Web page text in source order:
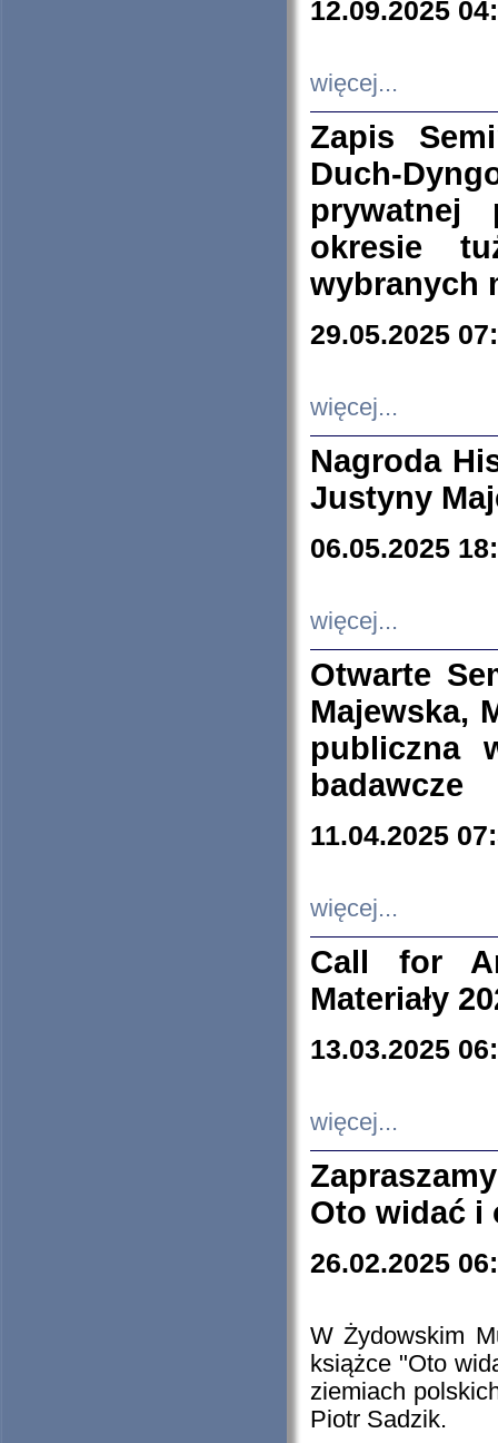
12.09.2025
więcej...
Zapis
Duch-
prywatnej
okresie
wybranych
29.05.2025
więcej...
Nagroda
Justyny
06.05.2025
więcej...
Otwarte
Majewska,
publiczna
badawcze
11.04.2025
więcej...
Call for
Materiały
13.03.2025
więcej...
Oto widać i
26.02.2025
W Żydowskim
książce "Oto
ziemiach
Piotr Sadzik.